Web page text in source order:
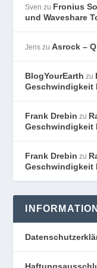
Sven zu Fronius
und Waveshare
Jens zuAsrock –
BlogYourEarth zu
Geschwindigkeit
Frank Drebin zu
Geschwindigkeit
Frank Drebin zu
Geschwindigkeit